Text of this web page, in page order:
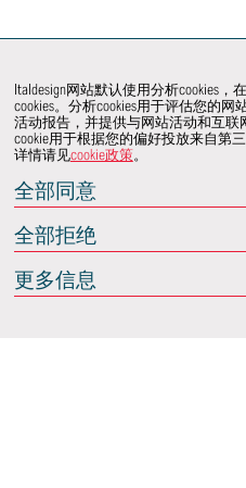
Italdesign网站默认使用分析cookies
cookies。分析cookies用于评估您的
活动报告，并提供与网站活动和互
cookie用于根据您的偏好投放来自第
详情请见cookie政策。
全部同意
全部拒绝
更多信息